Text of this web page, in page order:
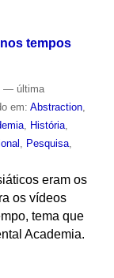
tempos
— última
em: Abstraction,
, História,
Pesquisa,
eram os
os vídeos
tema que
Academia.